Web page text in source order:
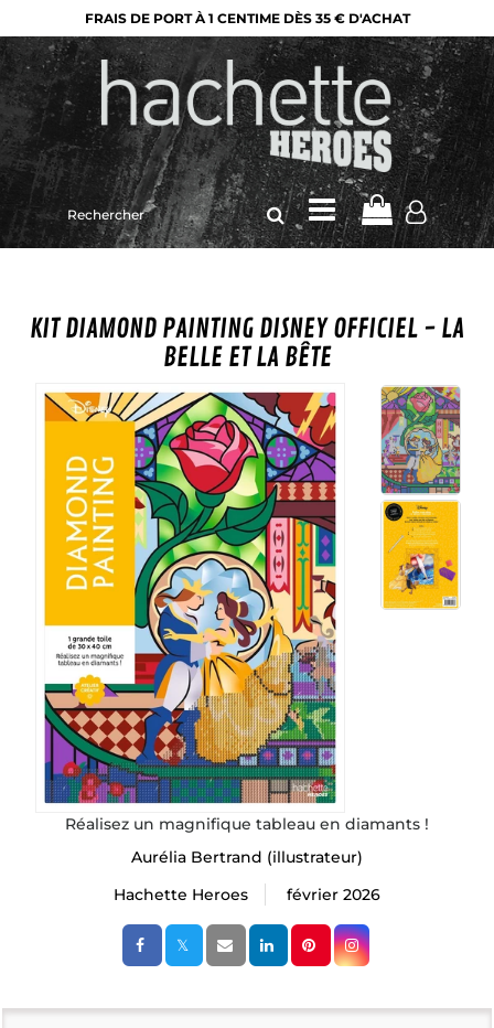
FRAIS DE PORT À 1 CENTIME DÈS 35 € D'ACHAT
Rechercher
sur
le
KIT DIAMOND PAINTING DISNEY OFFICIEL - LA
BELLE ET LA BÊTE
Réalisez un magnifique tableau en diamants !
Aurélia Bertrand (illustrateur)
Hachette Heroes
février 2026